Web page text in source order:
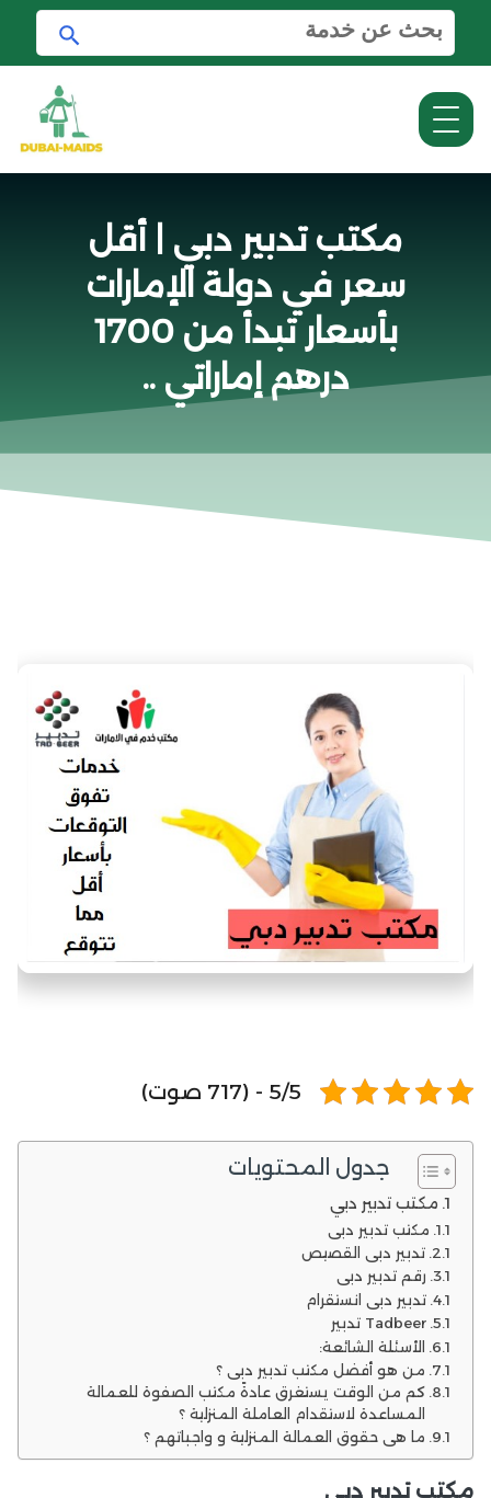
ل
ب
ح
ث
ع
ب
ح
ث
مكتب تدبير دبي | أقل
سعر في دولة الإمارات
بأسعار تبدأ من 1700
درهم إماراتي ..
5/5 - (717 صوت)
جدول المحتويات
مكتب تدبير دبي
مكتب تدبير دبي
تدبير دبي القصيص
رقم تدبير دبي
تدبير دبي انستقرام
Tadbeer تدبير
الأسئلة الشائعة:
من هو أفضل مكتب تدبير دبي ؟
كم من الوقت يستغرق عادةً مكتب الصفوة للعمالة
المساعدة لاستقدام العاملة المنزلية ؟
ما هي حقوق العمالة المنزلية و واجباتهم ؟
مكتب تدبير دبي